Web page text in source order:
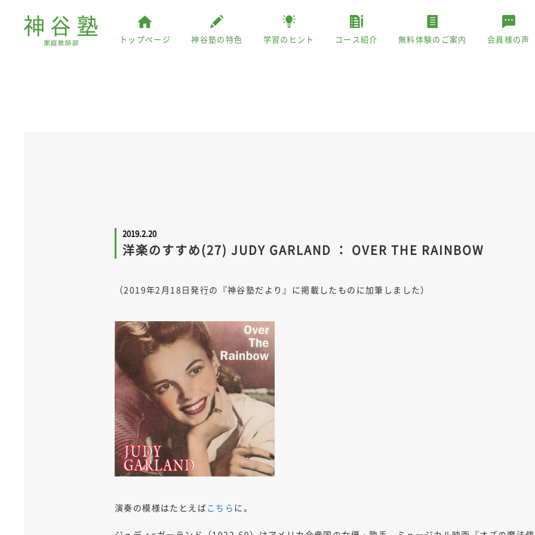
トップページ 神谷塾の特色 学習のヒント コース紹介 無料体験のご案内 会員様の声
2019.2.20
洋楽のすすめ(27) JUDY GARLAND ： OVER THE RAINBOW
（2019年2月18日発行の『神谷塾だより』に掲載したものに加筆しました）
演奏の模様はたとえばこちら に。